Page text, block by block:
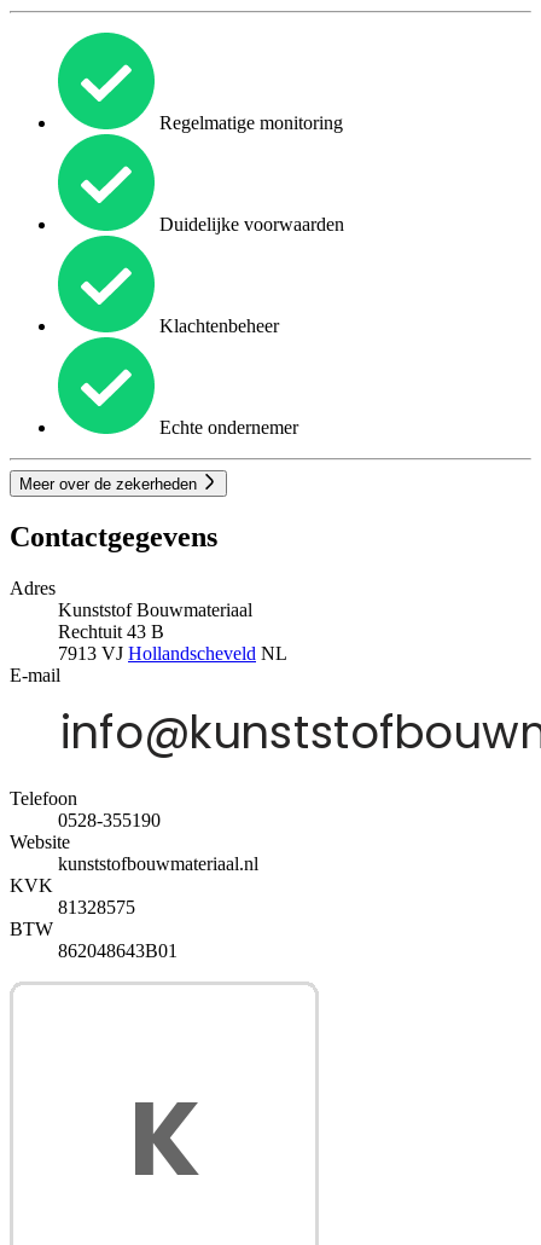
Regelmatige monitoring
Duidelijke voorwaarden
Klachtenbeheer
Echte ondernemer
Meer over de zekerheden
Contactgegevens
Adres
Kunststof Bouwmateriaal
Rechtuit 43 B
7913 VJ Hollandscheveld NL
E-mail
Telefoon
0528-355190
Website
kunststofbouwmateriaal.nl
KVK
81328575
BTW
862048643B01